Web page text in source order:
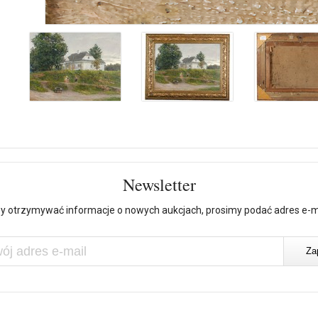
Newsletter
otrzymywać informacje o nowych aukcjach, prosimy podać adres e-